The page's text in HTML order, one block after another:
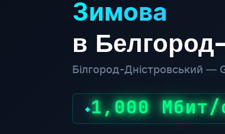
Зимова
в
Білгород-Дністровський —
◆1,000 Мбит/